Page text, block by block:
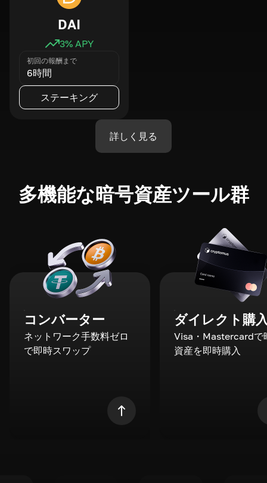
DAI
3% APY
初回の報酬まで
6時間
ステーキング
詳しく見る
多機能な暗号資産ツール群
コンバーター
ネットワーク手数料ゼロ
で即時スワップ
ダイレクト購
Visa・Mastercardで
資産を即時購入